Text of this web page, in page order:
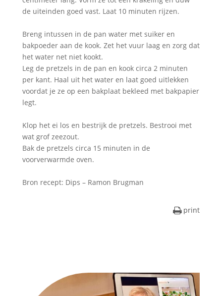
de uiteinden goed vast. Laat 10 minuten rijzen.
Breng intussen in de pan water met suiker en
bakpoeder aan de kook. Zet het vuur laag en zorg dat
het water net niet kookt.
Leg de pretzels in de pan en kook circa 2 minuten
per kant. Haal uit het water en laat goed uitlekken
voordat je ze op een bakplaat bekleed met bakpapier
legt.
Klop het ei los en bestrijk de pretzels. Bestrooi met
wat grof zeezout.
Bak de pretzels circa 15 minuten in de
voorverwarmde oven.
Bron recept: Dips – Ramon Brugman
print